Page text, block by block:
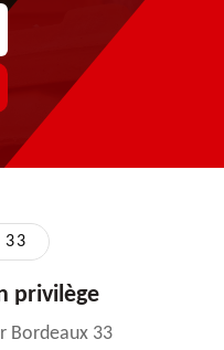
33
privilège
Bordeaux 33